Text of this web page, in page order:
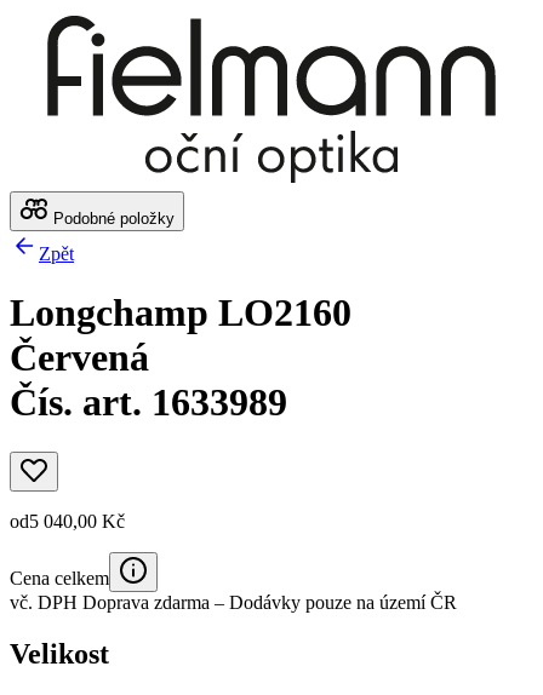
Podobné položky
Zpět
Longchamp LO2160
Červená
Čís. art. 1633989
od5 040,00 Kč
Cena celkem
vč. DPH Doprava zdarma – Dodávky pouze na území ČR
Velikost